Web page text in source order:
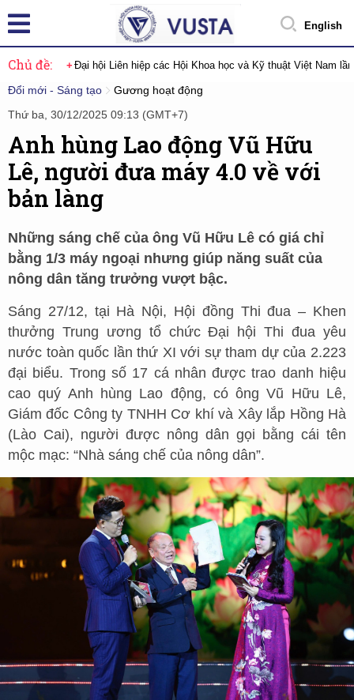
English
Chủ đề: Đại hội Liên hiệp các Hội Khoa học và Kỹ thuật Việt Nam
Đổi mới - Sáng tạo
Gương hoạt động
Thứ ba, 30/12/2025 09:13 (GMT+7)
Anh hùng Lao động Vũ Hữu
Lê, người đưa máy 4.0 về với
bản làng
Những sáng chế của ông Vũ Hữu Lê có giá chỉ
bằng 1/3 máy ngoại nhưng giúp năng suất của
nông dân tăng trưởng vượt bậc.
Sáng 27/12, tại Hà Nội, Hội đồng Thi đua – Khen
thưởng Trung ương tổ chức Đại hội Thi đua yêu
nước toàn quốc lần thứ XI với sự tham dự của 2.223
đại biểu. Trong số 17 cá nhân được trao danh hiệu
cao quý Anh hùng Lao động, có ông Vũ Hữu Lê,
Giám đốc Công ty TNHH Cơ khí và Xây lắp Hồng Hà
(Lào Cai), người được nông dân gọi bằng cái tên
mộc mạc: “Nhà sáng chế của nông dân”.